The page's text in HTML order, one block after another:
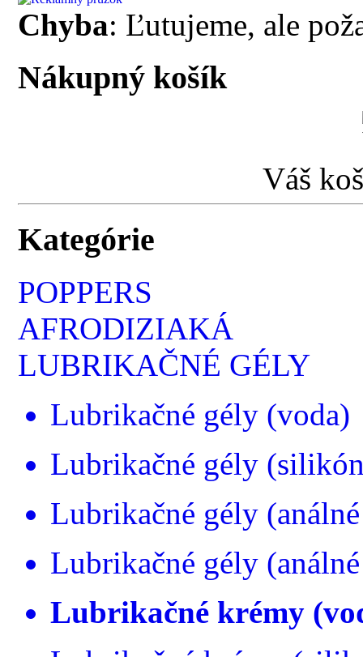
Chyba: Ľutujeme, ale
Nákupný košík
Váš
Kategórie
POPPERS
AFRODIZIAKÁ
LUBRIKAČNÉ GÉLY
Lubrikačné gély (voda)
Lubrikačné gély
Lubrikačné gély
Lubrikačné gély
Lubrikačné krémy